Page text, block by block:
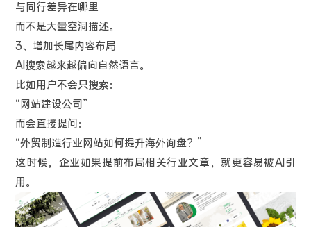
与同行差异在哪里
而不是大量空洞描述。
3、增加长尾内容布局
AI搜索越来越偏向自然语言。
比如用户不会只搜索：
“网站建设公司”
而会直接提问：
“外贸制造行业网站如何提升海外询盘？”
这时候，企业如果提前布局相关行业文章，就更容易被AI引
用。